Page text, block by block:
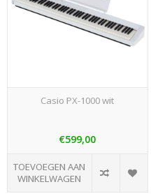
Casio PX-1000 wit
€599,00
TOEVOEGEN AAN
WINKELWAGEN